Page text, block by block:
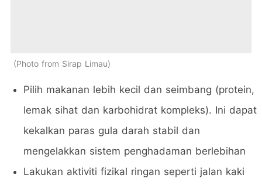
Photo from Sirap Limau
Pilih makanan lebih kecil dan seimbang (protein,
lemak sihat dan karbohidrat kompleks). Ini dapat
kekalkan paras gula darah stabil dan
mengelakkan sistem penghadaman berlebihan
Lakukan aktiviti fizikal ringan seperti jalan kaki